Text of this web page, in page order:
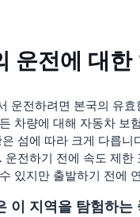
운전에 대한
운전하려면 본국의 유
차량에 대해 자동차 보
섬에 따라 크게 다릅
전하기 전에 속도 제
있지만 출발하기 전에
이 지역을 탐험하